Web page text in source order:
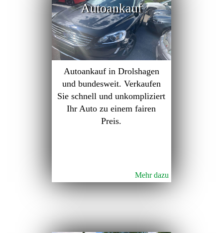
Autoankauf
Autoankauf in Drolshagen
und bundesweit. Verkaufen
Sie schnell und unkompliziert
Ihr Auto zu einem fairen
Preis.
Mehr dazu